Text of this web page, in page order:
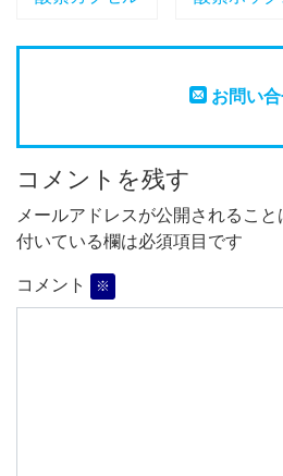
お問い
コメントを残す
メールアドレスが公開されること
付いている欄は必須項目です
コメント ※